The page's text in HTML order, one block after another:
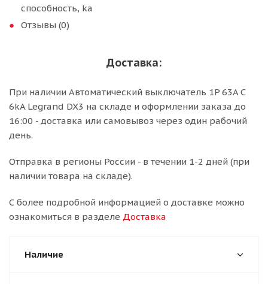
способность, ka
Отзывы (0)
Доставка:
При наличии Автоматический выключатель 1P 63A C
6kA Legrand DX3 на складе и оформлении заказа до
16:00 - доставка или самовывоз через один рабочий
день.
Отправка в регионы России - в течении 1-2 дней (при
наличии товара на складе).
С более подробной информацией о доставке можно
ознакомиться в разделе Доставка
Наличие